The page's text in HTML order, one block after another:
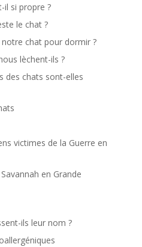
il si propre ?
le chat ?
chat pour dormir ?
lèchent-ils ?
des chats sont-elles
victimes de la Guerre en
en Grande
ils leur nom ?